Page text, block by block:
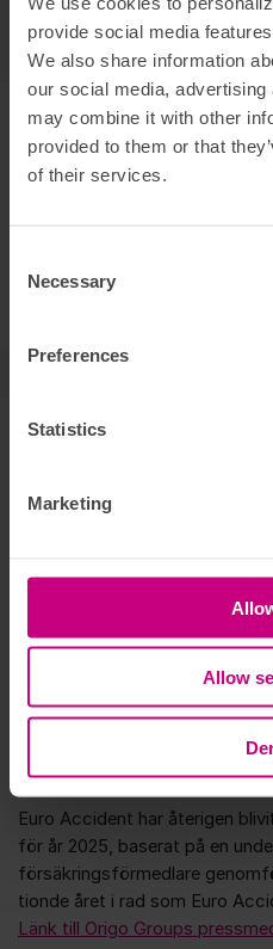
provide social media
We also share information
our social media,
may combine it with other
provided to them or that
of their services.
Necessary
Preferences
Statistics
Marketing
Allow
personuppgifter och innehåll.
Om forumet
Varmt välkommen!
Här hittar du svaren på vanliga
fråga om du inte hittar det du
det gäller, det underlättar för
oss om du har frågor
Gustaf
Skadereglerare
Skadereglering
Skadereglerare
Vi tar hem Förmedlarnas
Euro Accident har återigen
för år 2025, baserat på en
försäkringsförmedlare
tionde året i rad som Euro
Länk till Origo Groups